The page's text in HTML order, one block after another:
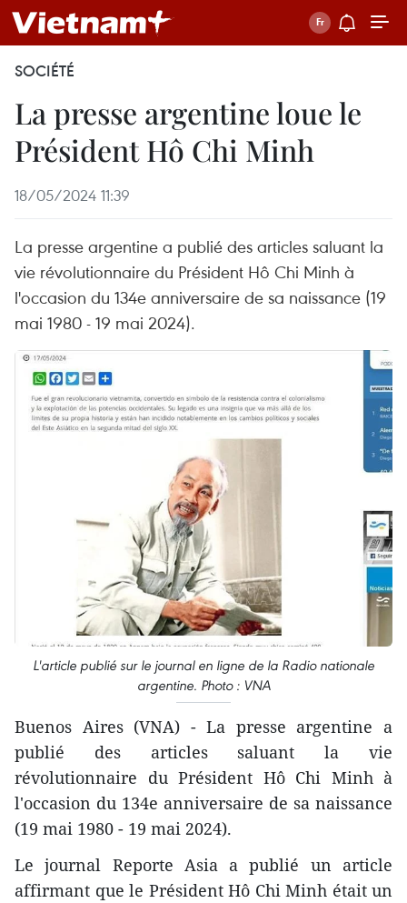
SOCIÉTÉ
La presse argentine loue le
Président Hô Chi Minh
18/05/2024 11:39
La presse argentine a publié des articles saluant la
vie révolutionnaire du Président Hô Chi Minh à
l'occasion du 134e anniversaire de sa naissance (19
mai 1980 - 19 mai 2024).
L'article publié sur le journal en ligne de la Radio nationale
argentine. Photo : VNA
Buenos Aires (VNA) - La presse argentine a
publié des articles saluant la vie
révolutionnaire du Président Hô Chi Minh à
l'occasion du 134e anniversaire de sa naissance
(19 mai 1980 - 19 mai 2024).
Le journal Reporte Asia a publié un article
affirmant que le Président Hô Chi Minh était un